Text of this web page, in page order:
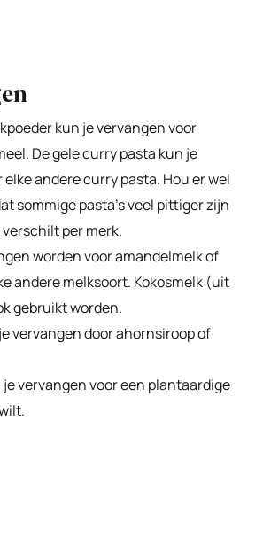
kun je vervangen voor
De gele curry pasta kun je
andere curry pasta. Hou er wel
sommige pasta’s veel pittiger zijn
per merk.
worden voor amandelmelk of
andere melksoort. Kokosmelk (uit
gebruikt worden.
vervangen door ahornsiroop of
vervangen voor een plantaardige